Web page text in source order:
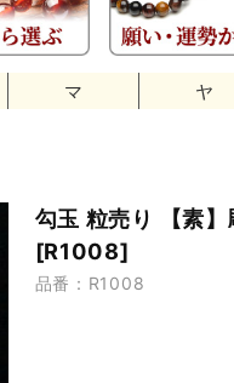
マ ヤ
勾玉 粒売り 【
[R1008]
品番：R1008